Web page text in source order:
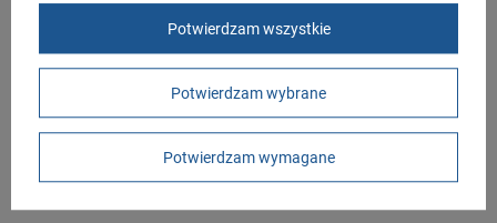
Długość towaru w
centymetrach
Więcej
30
Szerokość towaru w
centymetrach
Więcej
20
Wysokość towaru w
12
Potwierdzam wybrane
Potwierdzam wymagane
Potwierdzam wszystkie